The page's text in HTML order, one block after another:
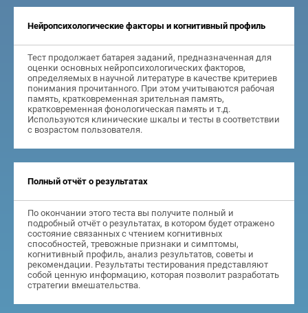
Нейропсихологические факторы и когнитивный профиль
Тест продолжает батарея заданий, предназначенная для
оценки основных нейропсихологических факторов,
определяемых в научной литературе в качестве критериев
понимания прочитанного. При этом учитываются рабочая
память, кратковременная зрительная память,
кратковременная фонологическая память и т.д.
Используются клинические шкалы и тесты в соответствии
с возрастом пользователя.
Полный отчёт о результатах
По окончании этого теста вы получите полный и
подробный отчёт о результатах, в котором будет отражено
состояние связанных с чтением когнитивных
способностей, тревожные признаки и симптомы,
когнитивный профиль, анализ результатов, советы и
рекомендации. Результаты тестирования представляют
собой ценную информацию, которая позволит разработать
стратегии вмешательства.